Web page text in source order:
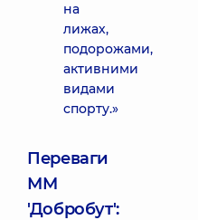
на
лижах,
подорожами,
активними
видами
спорту.»
Переваги
ММ
'Добробут':